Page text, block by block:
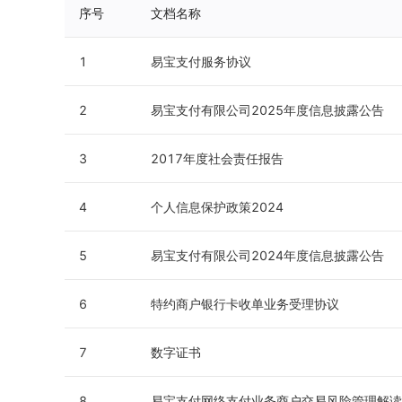
序号 文档名称
1 易宝支付服务协议
2 易宝支付有限公司2025年度信息披露公告
3 2017年度社会责任报告
4 个人信息保护政策2024
5 易宝支付有限公司2024年度信息披露公告
6 特约商户银行卡收单业务受理协议
7 数字证书